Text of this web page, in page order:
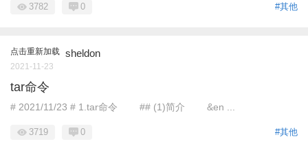
#其他
3782 0
点击重新加载 sheldon
2021-11-23
tar命令
# 2021/11/23 # 1.tar命令 ## (1)简介 &en ...
#其他
3719 0